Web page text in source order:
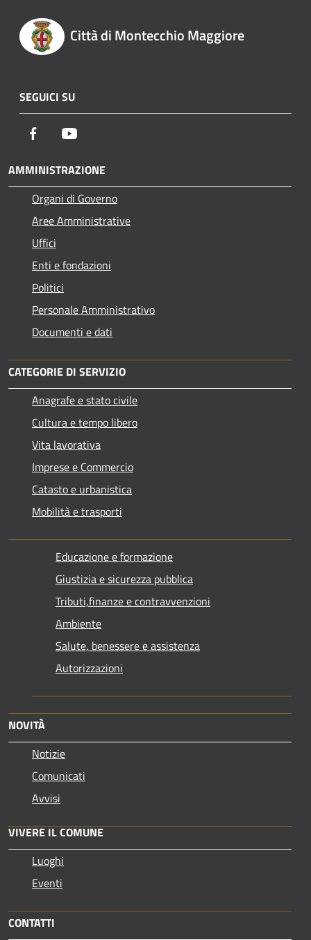
Città di Montecchio Maggiore
SEGUICI SU
Facebook
AMMINISTRAZIONE
Organi di Governo
Aree Amministrative
Uffici
Enti e fondazioni
Politici
Personale Amministrativo
Documenti e dati
CATEGORIE DI SERVIZIO
Anagrafe e stato civile
Cultura e tempo libero
Vita lavorativa
Imprese e Commercio
Catasto e urbanistica
Mobilità e trasporti
Educazione e formazione
Giustizia e sicurezza pubblica
Tributi,finanze e contravvenzioni
Ambiente
Salute, benessere e assistenza
Autorizzazioni
NOVITÀ
Notizie
Comunicati
Avvisi
VIVERE IL COMUNE
Luoghi
Eventi
CONTATTI